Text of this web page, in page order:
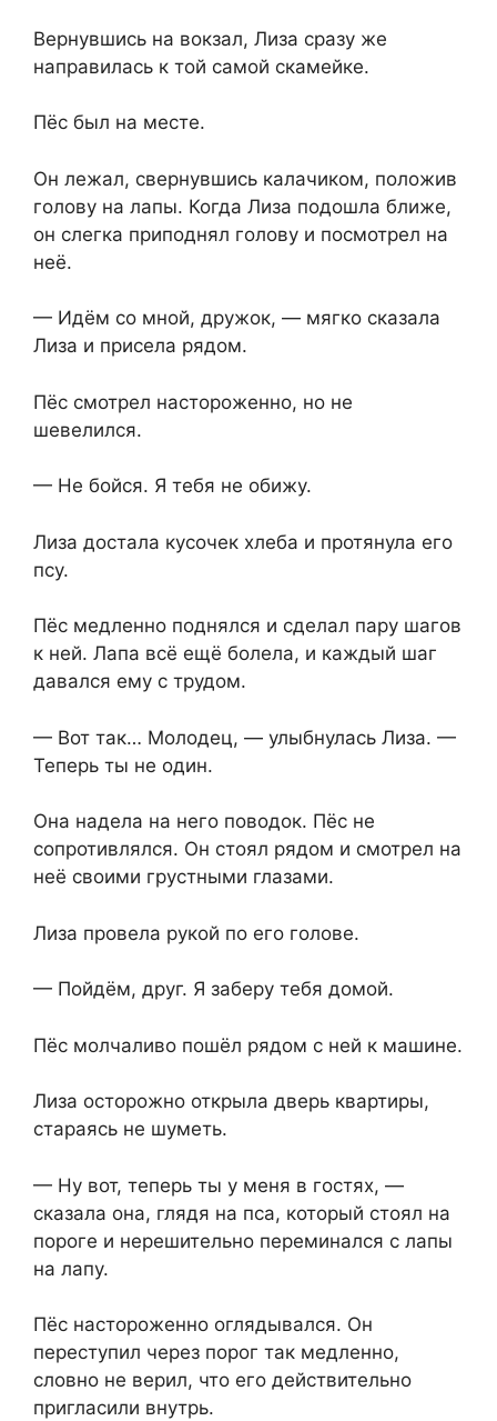
Вернувшись на вокзал, Лиза сразу же
направилась к той самой скамейке.
Пёс был на месте.
Он лежал, свернувшись калачиком⁨, положив
голову на лапы. Когда Лиза подошла ближе,
он слегка приподнял голову и посмотрел на
неё.
— Идём со мной, дружок, — мягко сказала
Лиза и присела рядом.
Пёс смотрел настороженно, но не
шевелился.
— Не бойся. Я тебя не обижу.
Лиза достала кусочек хлеба и протянула его
псу.
Пёс медленно поднялся и сделал пару шагов
к ней. Лапа всё ещё болела, и каждый шаг
давался ему с трудом.
— Вот так… Молодец, — улыбнулась Лиза. —
Теперь ты не один.
Она надела на него поводок. Пёс не
сопротивлялся. Он стоял рядом и смотрел на
неё своими грустными глазами.
Лиза провела рукой по его голове.
— Пойдём, друг. Я заберу тебя домой.
Пёс молчаливо пошёл рядом с ней к машине.
Лиза осторожно открыла дверь квартиры,
стараясь не⁨ шуметь.
— Ну вот, теперь ты у меня в гостях, —
сказала она, глядя на пса, который стоял на
пороге и нерешительно переминался с лапы⁨
на лапу.
Пёс настороженно оглядывался. Он
переступил через порог так медленно,
словно не верил, что⁨ его действительно
пригласили внутрь.